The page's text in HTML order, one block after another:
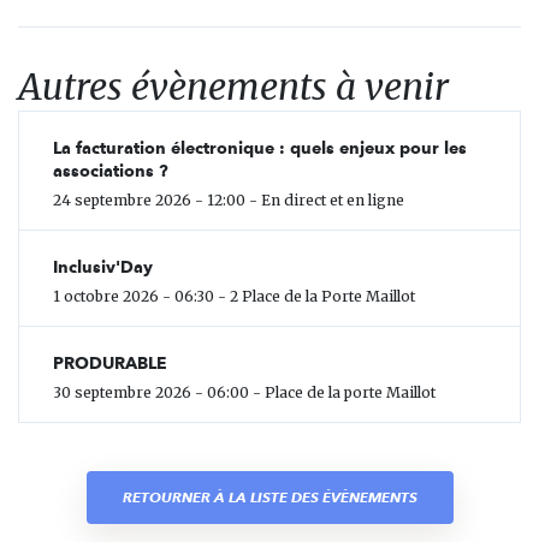
Autres évènements à venir
La facturation électronique : quels enjeux pour les
associations ?
24 septembre 2026 - 12:00 - En direct et en ligne
Inclusiv'Day
1 octobre 2026 - 06:30 - 2 Place de la Porte Maillot
PRODURABLE
30 septembre 2026 - 06:00 - Place de la porte Maillot
RETOURNER À LA LISTE DES ÉVÈNEMENTS